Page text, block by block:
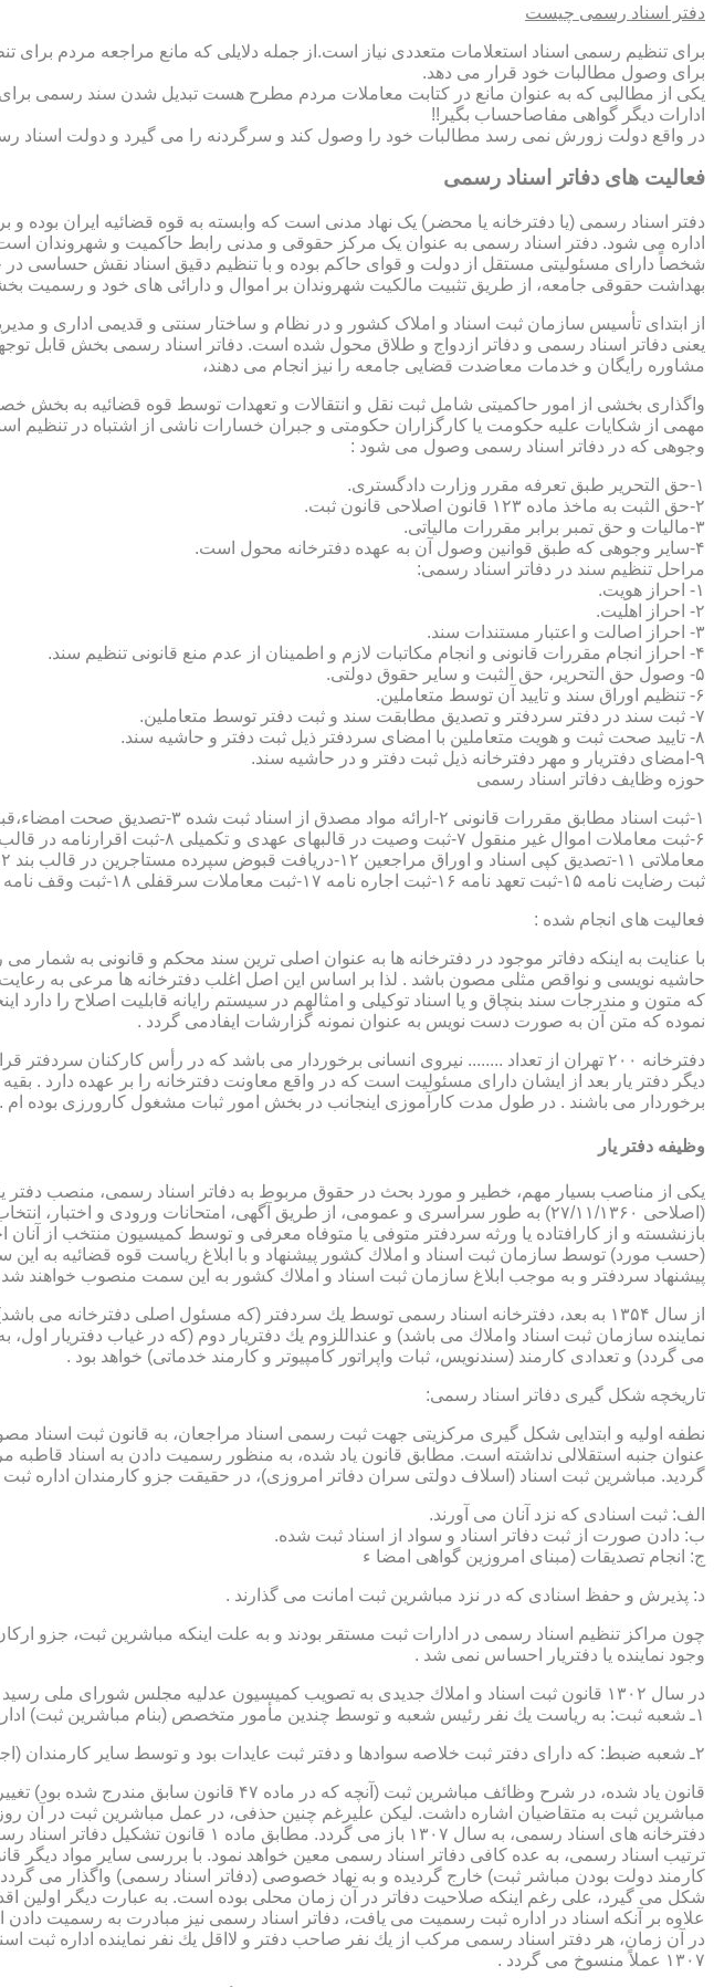
دفتر اسناد رسمی چیست
برای تنظیم رسمی اسناد استعلامات متعددی نیاز است.از جمله دلایلی که مانع مراجعه مردم
برای وصول مطالبات خود قرار می دهد.
یکی از مطالبی که به عنوان مانع در کتابت معاملات مردم مطرح هست تبدیل شدن سند رسمی
ادارات دیگر گواهی مفاصاحساب بگیر!!
در واقع دولت زورش نمی رسد مطالبات خود را وصول کند و سرگردنه را می گیرد و دولت اسناد
فعالیت های دفاتر اسناد رسمی
دفتر اسناد رسمی (یا دفترخانه یا محضر) یک نهاد مدنی است که وابسته به قوه قضائیه ایران
اداره می شود. دفتر اسناد رسمی به عنوان یک مرکز حقوقی و مدنی رابط حاکمیت و شهروندان
شخصاً دارای مسئولیتی مستقل از دولت و قوای حاکم بوده و با تنظیم دقیق اسناد نقش حساسی
بهداشت حقوقی جامعه، از طریق تثبیت مالکیت شهروندان بر اموال و دارائی های خود و رسمیت
از ابتدای تأسیس سازمان ثبت اسناد و املاک کشور و در نظام و ساختار سنتی و قدیمی اداری و
یعنی دفاتر اسناد رسمی و دفاتر ازدواج و طلاق محول شده است. دفاتر اسناد رسمی بخش قابل
مشاوره رایگان و خدمات معاضدت قضایی جامعه را نیز انجام می دهند،
واگذاری بخشی از امور حاکمیتی شامل ثبت نقل و انتقالات و تعهدات توسط قوه قضائیه به
مهمی از شکایات علیه حکومت یا کارگزاران حکومتی و جبران خسارات ناشی از اشتباه در
وجوهی که در دفاتر اسناد رسمی وصول می شود :
۱-حق التحریر طبق تعرفه مقرر وزارت دادگستری.
۲-حق الثبت به ماخذ ماده ۱۲۳ قانون اصلاحی قانون ثبت.
۳-مالیات و حق تمبر برابر مقررات مالیاتی.
۴-سایر وجوهی که طبق قوانین وصول آن به عهده دفترخانه محول است.
مراحل تنظیم سند در دفاتر اسناد رسمی:
۱- احراز هویت.
۲- احراز اهلیت.
۳- احراز اصالت و اعتبار مستندات سند.
۴- احراز انجام مقررات قانونی و انجام مکاتبات لازم و اطمینان از عدم منع قانونی تنظیم سند.
۵- وصول حق التحریر، حق الثبت و سایر حقوق دولتی.
۶- تنظیم اوراق سند و تایید آن توسط متعاملین.
۷- ثبت سند در دفتر سردفتر و تصدیق مطابقت سند و ثبت دفتر توسط متعاملین.
۸- تایید صحت ثبت و هویت متعاملین با امضای سردفتر ذیل ثبت دفتر و حاشیه سند.
۹-امضای دفتریار و مهر دفترخانه ذیل ثبت دفتر و در حاشیه سند.
حوزه وظایف دفاتر اسناد رسمی
ثبت رضایت نامه ۱۵-ثبت تعهد نامه ۱۶-ثبت اجاره نامه ۱۷-ثبت معاملات سرقفلی ۱۸-ثبت وقف نامه و اسناد موقوفه ۱۹-ثبت اسناد ضمانت نامه ۲۰-صدور اجرائیه ۲۱-ثبت نکاح ۲۲-ثبت طلاق
فعالیت های انجام شده :
با عنایت به اینکه دفاتر موجود در دفترخانه ها به عنوان اصلی ترین سند محکم و قانونی به
حاشیه نویسی و نواقص مثلی مصون باشد . لذا بر اساس این اصل اغلب دفترخانه ها مرعی به رعایت به
که متون و مندرجات سند بنچاق و یا اسناد توکیلی و امثالهم در سیستم رایانه قابلیت اصلاح را
نموده که متن آن به صورت دست نویس به عنوان نمونه گزارشات ایفادمی گردد .
دفترخانه ۲۰۰ تهران از تعداد ........ نیروی انسانی برخوردار می باشد که در رأس کارکنان
دیگر دفتر یار بعد از ایشان دارای مسئولیت است که در واقع معاونت دفترخانه را بر عهده دارد
برخوردار می باشند . در طول مدت کارآموزی اینجانب در بخش امور ثبات مشغول کارورزی بوده ام .
وظیفه دفتر یار
بازنشسته و از كارافتاده یا ورثه سردفتر متوفی یا متوفاه معرفی و توسط كمیسیون منتخب از
پیشنهاد سردفتر و به موجب ابلاغ سازمان ثبت اسناد و املاك كشور به این سمت منصوب خواهند
از سال ۱۳۵۴ به بعد، دفترخانه اسناد رسمی توسط یك سردفتر (كه مسئول اصلی دفترخانه
نماینده سازمان ثبت اسناد واملاك می باشد) و عنداللزوم یك دفتریار دوم (كه در غیاب دفتریار
می گردد) و تعدادی كارمند (سندنویس، ثبات واپراتور كامپیوتر و كارمند خدماتی) خواهد بود .
تاریخچه شكل گیری دفاتر اسناد رسمی:
گردید. مباشرین ثبت اسناد (اسلاف دولتی سران دفاتر امروزی)، در حقیقت جزو كارمندان اداره ثبت اسناد واملاك محسوب می
الف: ثبت اسنادی كه نزد آنان می آورند.
ب: دادن صورت از ثبت دفاتر اسناد و سواد از اسناد ثبت شده.
ج: انجام تصدیقات (مبنای امروزین گواهی امضا ء
د: پذیرش و حفظ اسنادی كه در نزد مباشرین ثبت امانت می گذارند .
چون مراكز تنظیم اسناد رسمی در ادارات ثبت مستقر بودند و به علت اینكه مباشرین ثبت، جزو
وجود نماینده یا دفتریار احساس نمی شد .
در سال ۱۳۰۲ قانون ثبت اسناد و املاك جدیدی به تصویب كمیسیون عدلیه مجلس شورای ملی رسید كه مطابق ماده ۵ قانون یاد شده، هر دایره ثبت اسناد، از دو قسمت زیر تشكیل می شد.
۱ـ شعبه ثبت: به ریاست یك نفر رئیس شعبه و توسط چندین مأمور متخصص (بنام مباشرین ثبت) اداره می شد
۲ـ شعبه ضبط: كه دارای دفتر ثبت خلاصه سوادها و دفتر ثبت عایدات بود و توسط سایر كارمندان (اجزاء) اداره ثبت تصدی می شد .
قانون یاد شده، در شرح وظائف مباشرین ثبت
مباشرین ثبت به متقاضیان اشاره داشت. لیكن علیرغم چنین حذفی، در عمل مباشرین ثبت در آن
ترتیب اسناد رسمی، به عده كافی دفاتر اسناد رسمی معین خواهد نمود. با بررسی سایر مواد
كارمند دولت بودن مباشر ثبت) خارج گردیده و به نهاد خصوصی (دفاتر اسناد رسمی) واگذار می
علاوه بر آنكه اسناد در اداره ثبت رسمیت می یافت، دفاتر اسناد رسمی نیز مبادرت به رسمیت
۱۳۰۷ عملاً منسوخ می گردد .